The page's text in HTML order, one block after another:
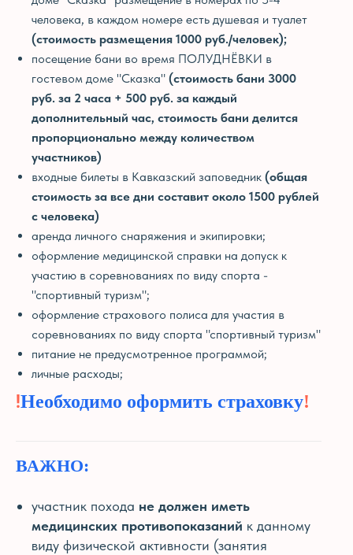
человека, в каждом номере есть душевая и туалет
(стоимость размещения 1000 руб./человек);
посещение бани во время ПОЛУДНЁВКИ в
гостевом доме "Сказка" (стоимость бани 3000
руб. за 2 часа + 500 руб. за каждый
дополнительный час, стоимость бани делится
пропорционально между количеством
участников)
входные билеты в Кавказский заповедник (общая
стоимость за все дни составит около 1500 рублей
с человека)
аренда личного снаряжения и экипировки;
оформление медицинской справки на допуск к
участию в соревнованиях по виду спорта -
"спортивный туризм";
оформление страхового полиса для участия в
соревнованиях по виду спорта "спортивный туризм"
питание не предусмотренное программой;
личные расходы;
!Необходимо оформить страховку!
ВАЖНО:
участник похода не должен иметь
медицинских противопоказаний к данному
виду физической активности (занятия
ЧТО БРАТЬ С СОБОЙ ДОГОВОР ОФЕРТЫ